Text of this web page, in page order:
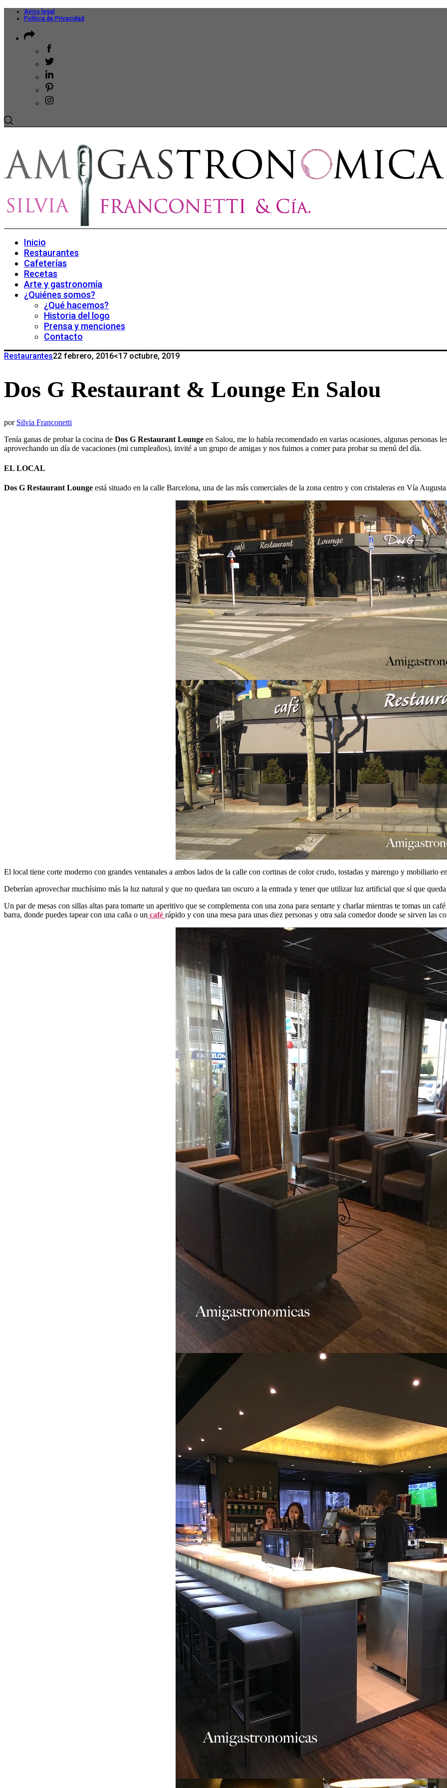
Aviso legal
Política de Privacidad
Inicio
Restaurantes
Cafeterías
Recetas
Arte y gastronomía
¿Quiénes somos?
¿Qué hacemos?
Historia del logo
Prensa y menciones
Contacto
Restaurantes22 febrero, 2016<17 octubre, 2019
Dos G Restaurant & Lounge En Salou
por Silvia Franconetti
Tenía ganas de probar la cocina de Dos G Restaurant Lounge en Salou, me lo había recomendado en varias ocasiones, algunas personas
aprovechando un día de vacaciones (mi cumpleaños), invité a un grupo de amigas y nos fuimos a comer para probar su menú del día.
EL LOCAL
Dos G Restaurant Lounge está situado en la calle Barcelona, una de las más comerciales de la zona centro y con cristaleras en Vía
El local tiene corte moderno con grandes ventanales a ambos lados de la calle con cortinas de color crudo, tostadas y marengo y mobiliario
Deberían aprovechar muchísimo más la luz natural y que no quedara tan oscuro a la entrada y tener que utilizar luz artificial que sí que
Un par de mesas con sillas altas para tomarte un aperitivo que se complementa con una zona para sentarte y charlar mientras te tomas un
barra, donde puedes tapear con una caña o un café rápido y con una mesa para unas diez personas y otra sala comedor donde se sirven las